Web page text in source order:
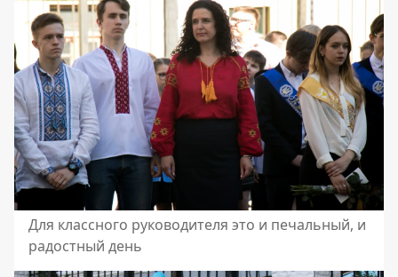
Для классного руководителя это и печальный, и
радостный день